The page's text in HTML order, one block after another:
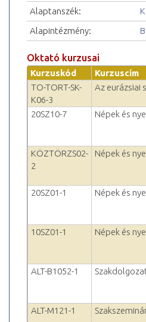
Alaptanszék:
Alapintézmény:
Oktató kurzusai
Kurzuskód
Kurzuscím
TO-TORT-SK-
K06-3
Az eurázsiai
20SZ10-7 Népek és
KÖZTÖRZS02-
2
Népek és
20SZ01-1 Népek és
10SZ01-1 Népek és
ALT-B1052-1
ALT-M121-1